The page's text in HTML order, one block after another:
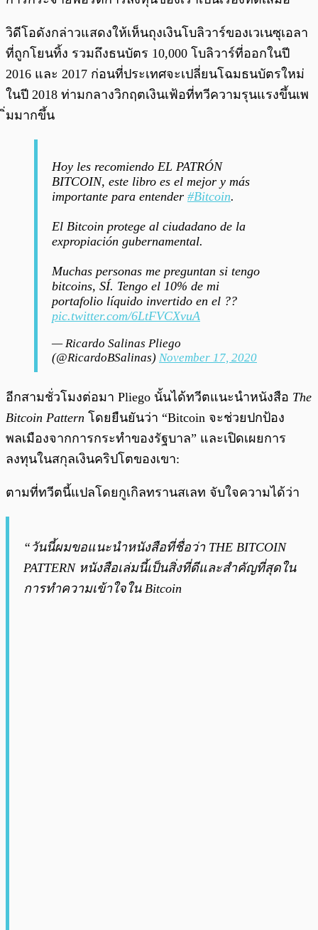
วิดีโอดังกล่าวแสดงให้เห็นถุงเงินโบลิวาร์ของเวเนซุเอลา
ที่ถูกโยนทิ้ง รวมถึงธนบัตร 10,000 โบลิวาร์ที่ออกในปี
2016 และ 2017 ก่อนที่ประเทศจะเปลี่ยนโฉมธนบัตรใหม่
ในปี 2018 ท่ามกลางวิกฤตเงินเฟ้อที่ทวีความรุนแรงขึ้นเพ
ิ่มมากขึ้น
Hoy les recomiendo EL PATRÓN
BITCOIN, este libro es el mejor y más
importante para entender #Bitcoin.
El Bitcoin protege al ciudadano de la
expropiación gubernamental.
Muchas personas me preguntan si tengo
bitcoins, SÍ. Tengo el 10% de mi
portafolio líquido invertido en el ??
pic.twitter.com/6LtFVCXvuA
— Ricardo Salinas Pliego
(@RicardoBSalinas) November 17, 2020
อีกสามชั่วโมงต่อมา Pliego นั้นได้ทวีตแนะนำหนังสือ The
Bitcoin Pattern โดยยืนยันว่า “Bitcoin จะช่วยปกป้อง
พลเมืองจากการกระทำของรัฐบาล” และเปิดเผยการ
ลงทุนในสกุลเงินคริปโตของเขา:
ตามที่ทวีตนี้แปลโดยกูเกิลทรานสเลท จับใจความได้ว่า
“วันนี้ผมขอแนะนำหนังสือที่ชื่อว่า THE BITCOIN
PATTERN หนังสือเล่มนี้เป็นสิ่งที่ดีและสำคัญที่สุดใน
การทำความเข้าใจใน Bitcoin